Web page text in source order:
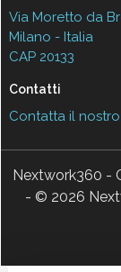
Via Moretto da
Milano - Italia
CAP 20133
Contatti
Contatta il
Nextwork360 -
- © 2026